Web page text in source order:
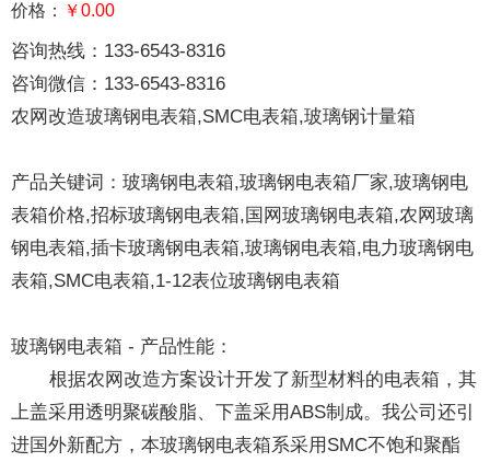
价格： ￥0.00
咨询热线：133-6543-8316
咨询微信：133-6543-8316
农网改造玻璃钢电表箱,SMC电表箱,玻璃钢计量箱
产品关键词：玻璃钢电表箱,玻璃钢电表箱厂家,玻璃钢电
表箱价格,招标玻璃钢电表箱,国网玻璃钢电表箱,农网玻璃
钢电表箱,插卡玻璃钢电表箱,玻璃钢电表箱,电力玻璃钢电
表箱,SMC电表箱,1-12表位玻璃钢电表箱
玻璃钢电表箱 - 产品性能：
根据农网改造方案设计开发了新型材料的电表箱，其
上盖采用透明聚碳酸脂、下盖采用ABS制成。我公司还引
进国外新配方，本玻璃钢电表箱系采用SMC不饱和聚酯